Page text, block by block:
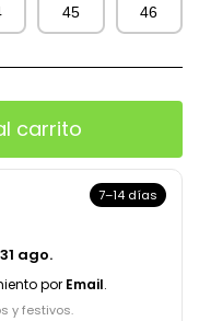
45 46
carrito
7–14 días
ago.
por Email.
y festivos.